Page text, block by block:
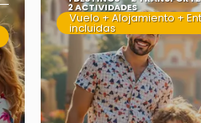
2 ACTIVIDADES
Vuelo + Alojamiento +
incluidas